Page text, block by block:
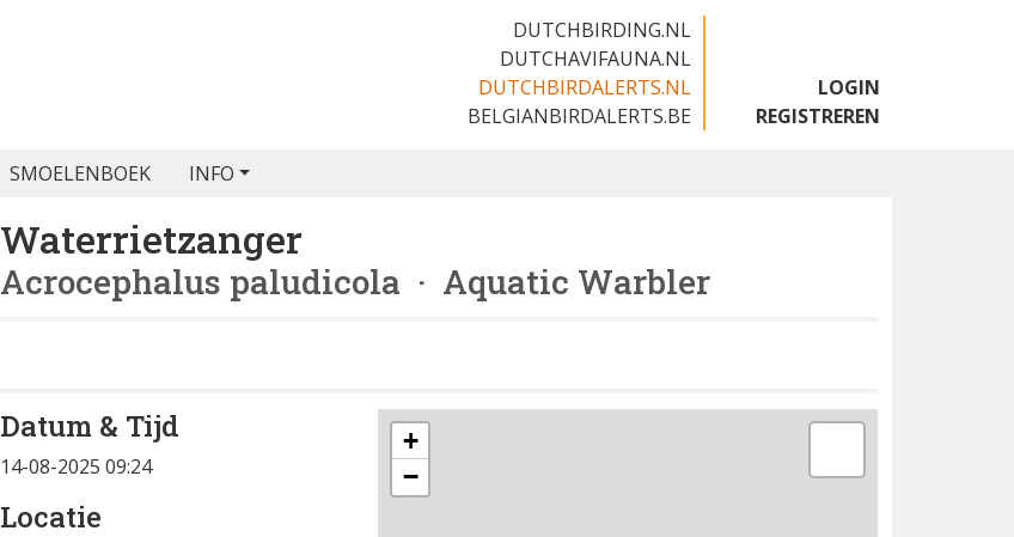
DUTCHBIRDING.NL
DUTCHAVIFAUNA.NL
DUTCHBIRDALERTS.NL
BELGIANBIRDALERTS.BE
LOGIN
REGISTREREN
SMOELENBOEK INFO
Waterrietzanger
Acrocephalus paludicola · Aquatic Warbler
Datum & Tijd
14-08-2025 09:24
Locatie
+
−